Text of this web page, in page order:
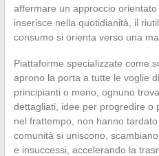
affermare un approccio orientato
inserisce nella quotidianità, il
consumo si orienta verso una
Piattaforme specializzate come
aprono la porta a tutte le voglie
principianti o meno, ognuno
dettagliati, idee per progredire o
nel frattempo, non hanno
comunità si uniscono,
e insuccessi, accelerando la